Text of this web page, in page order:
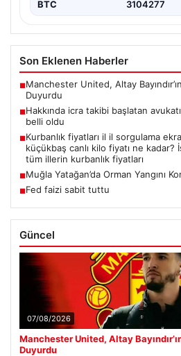
BTC 3104277
Son Eklenen Haberler
■Manchester United, Altay
Duyurdu
■Hakkında icra takibi başlatan
belli oldu
■Kurbanlık fiyatları il il sorgulama
küçükbaş canlı kilo fiyatı ne
tüm illerin kurbanlık fiyatları
■Muğla Yatağan’da Orman Yangını
■Fed faizi sabit tuttu
Güncel
07/08/2026
Manchester United, Altay
Duyurdu